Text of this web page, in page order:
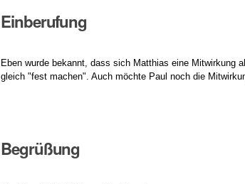
Einberufung
Eben wurde bekannt, dass sich Matthias eine Mitwirkung
gleich "fest machen". Auch möchte Paul noch die
Begrüßung